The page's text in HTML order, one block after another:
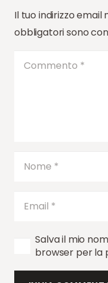
Il tuo indirizzo
obbligatori sono
Salva il mio
browser per la